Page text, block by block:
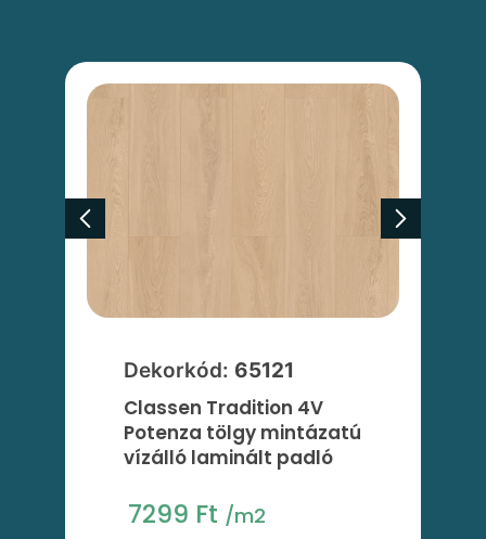
Dekorkód: 65121
Classen Tradition 4V
Potenza tölgy mintázatú
vízálló laminált padló
7299 Ft /m2